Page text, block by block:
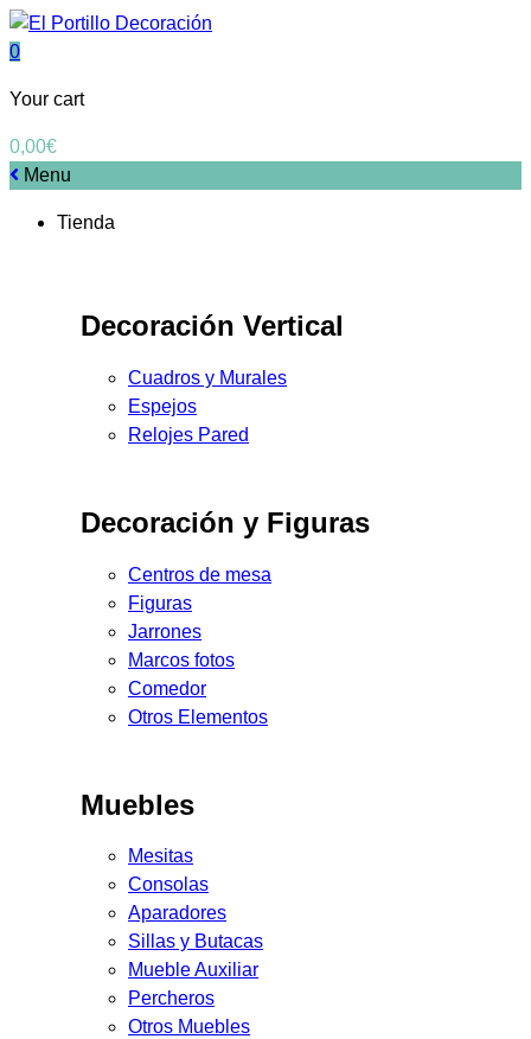
0
Your cart
0,00€
Menu
Tienda
Decoración Vertical
Cuadros y Murales
Espejos
Relojes Pared
Decoración y Figuras
Centros de mesa
Figuras
Jarrones
Marcos fotos
Comedor
Otros Elementos
Muebles
Mesitas
Consolas
Aparadores
Sillas y Butacas
Mueble Auxiliar
Percheros
Otros Muebles